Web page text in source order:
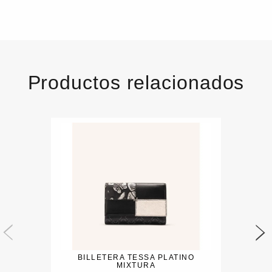
Productos relacionados
BILLETERA TESSA PLATINO
MIXTURA